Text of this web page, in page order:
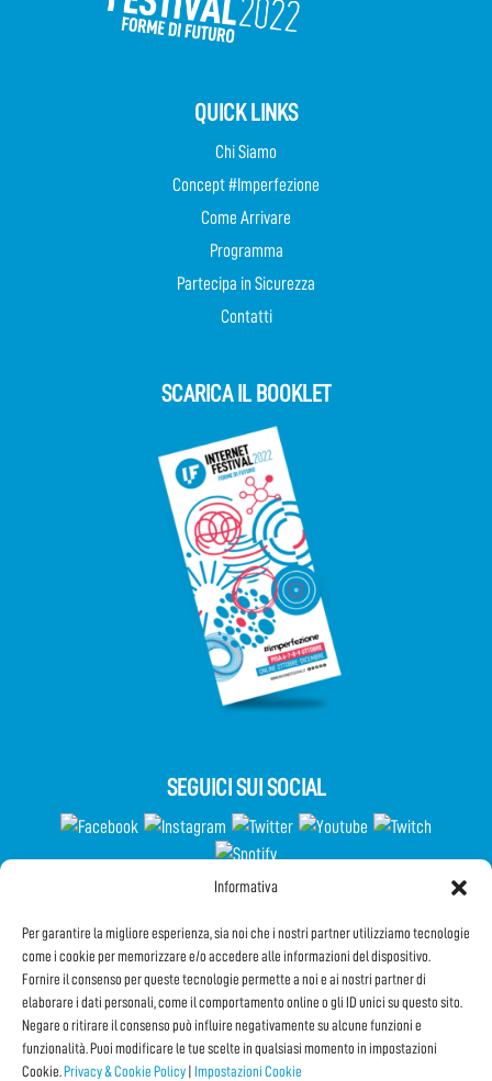
Informativa
Per garantire la migliore esperienza, sia noi che i nostri partner utilizziamo tecnologie
come i cookie per memorizzare e/o accedere alle informazioni del dispositivo.
Fornire il consenso per queste tecnologie permette a noi e ai nostri partner di
elaborare i dati personali, come il comportamento online o gli ID unici su questo sito.
Negare o ritirare il consenso può influire negativamente su alcune funzioni e
funzionalità. Puoi modificare le tue scelte in qualsiasi momento in impostazioni
Cookie. Privacy & Cookie Policy Impostazioni Cookie
QUICK LINKS
Chi Siamo
Concept #Imperfezione
Come Arrivare
Programma
Partecipa in Sicurezza
Contatti
SCARICA IL BOOKLET
SEGUICI SUI SOCIAL
Iscriviti alla Newsletter